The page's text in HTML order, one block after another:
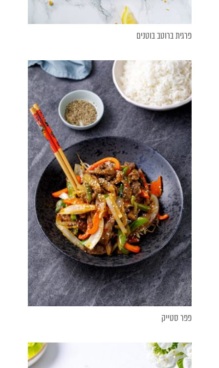
פרגית ברוטב בוטנים
פפר סטייק